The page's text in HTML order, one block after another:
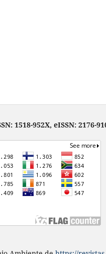
1518-952X, eISSN: 2176-